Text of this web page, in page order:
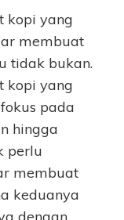
kopi yang
membuat
tidak bukan.
kopi yang
pada
hingga
perlu
membuat
keduanya